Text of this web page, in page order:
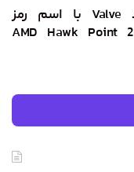
کنسول بازی جدید Valve با اسم رمز
Fremont از چیپ AMD Hawk Point 2